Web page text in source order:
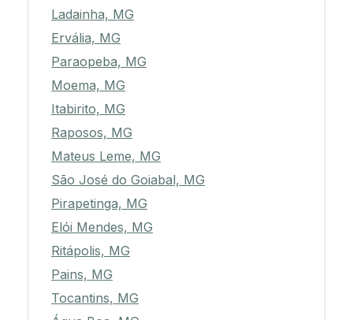
Ladainha, MG
Ervália, MG
Paraopeba, MG
Moema, MG
Itabirito, MG
Raposos, MG
Mateus Leme, MG
São José do Goiabal, MG
Pirapetinga, MG
Elói Mendes, MG
Ritápolis, MG
Pains, MG
Tocantins, MG